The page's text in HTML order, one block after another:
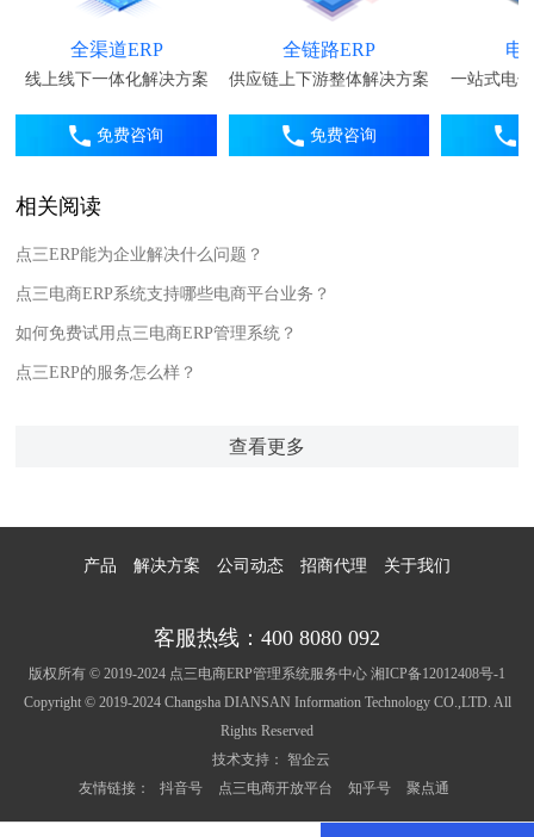
全渠道ERP
线上线下一体化解决方案
免费咨询
全链路ERP
供应链上下游整体解决方案
免费咨询
电
一站式电
相关阅读
点三ERP能为企业解决什么问题？
点三电商ERP系统支持哪些电商平台业务？
如何免费试用点三电商ERP管理系统？
点三ERP的服务怎么样？
查看更多
产品 解决方案 公司动态 招商代理 关于我们
客服热线：400 8080 092
版权所有 © 2019-2024 点三电商ERP管理系统服务中心 湘ICP备12012408号-1
Copyright © 2019-2024 Changsha DIANSAN Information Technology CO.,LTD. All
Rights Reserved
技术支持：
智企云
友情链接：
抖音号 点三电商开放平台 知乎号 聚点通